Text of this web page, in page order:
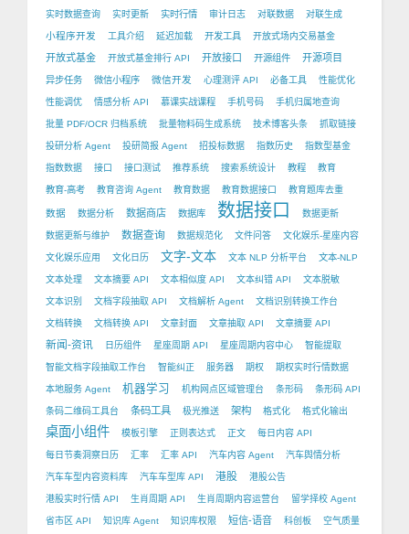
实时数据查询 实时更新 实时行情 审计日志 对联数据 对联生成
小程序开发 工具介绍 延迟加载 开发工具 开放式场内交易基金
开放式基金 开放式基金排行 API 开放接口 开源组件 开源项目
异步任务 微信小程序 微信开发 心理测评 API 必备工具 性能优化
性能调优 情感分析 API 慕课实战课程 手机号码 手机归属地查询
批量 PDF/OCR 归档系统 批量物料码生成系统 技术博客头条 抓取链接
投研分析 Agent 投研简报 Agent 招投标数据 指数历史 指数型基金
指数数据 接口 接口测试 推荐系统 搜索系统设计 教程 教育
教育-高考 教育咨询 Agent 教育数据 教育数据接口 教育题库去重
数据 数据分析 数据商店 数据库 数据接口 数据更新
数据更新与维护 数据查询 数据规范化 文件问答 文化娱乐-星座内容
文化娱乐应用 文化日历 文字-文本 文本 NLP 分析平台 文本-NLP
文本处理 文本摘要 API 文本相似度 API 文本纠错 API 文本脱敏
文本识别 文档字段抽取 API 文档解析 Agent 文档识别转换工作台
文档转换 文档转换 API 文章封面 文章抽取 API 文章摘要 API
新闻-资讯 日历组件 星座周期 API 星座周期内容中心 智能提取
智能文档字段抽取工作台 智能纠正 服务器 期权 期权实时行情数据
本地服务 Agent 机器学习 机构网点区域管理台 条形码 条形码 API
条码二维码工具台 条码工具 极光推送 架构 格式化 格式化输出
桌面小组件 模板引擎 正则表达式 正文 每日内容 API
每日节奏洞察日历 汇率 汇率 API 汽车内容 Agent 汽车舆情分析
汽车车型内容资料库 汽车车型库 API 港股 港股公告
港股实时行情 API 生肖周期 API 生肖周期内容运营台 留学择校 Agent
省市区 API 知识库 Agent 知识库权限 短信-语音 科创板 空气质量